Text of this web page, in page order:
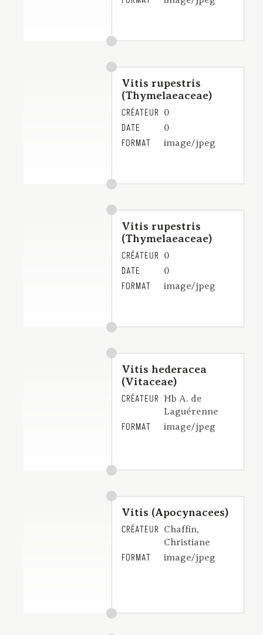
Vitis rupestris
(Thymelaeaceae)
CRÉATEUR 0
DATE 0
FORMAT image/jpeg
Vitis rupestris
(Thymelaeaceae)
CRÉATEUR 0
DATE 0
FORMAT image/jpeg
Vitis hederacea
(Vitaceae)
CRÉATEUR Hb A. de
Laguérenne
FORMAT image/jpeg
Vitis (Apocynacees)
CRÉATEUR Chaffin,
Christiane
FORMAT image/jpeg